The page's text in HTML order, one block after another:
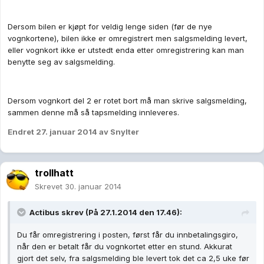
Dersom bilen er kjøpt for veldig lenge siden (før de nye
vognkortene), bilen ikke er omregistrert men salgsmelding levert,
eller vognkort ikke er utstedt enda etter omregistrering kan man
benytte seg av salgsmelding.
Dersom vognkort del 2 er rotet bort må man skrive salgsmelding,
sammen denne må så tapsmelding innleveres.
Endret 27. januar 2014 av Snylter
trollhatt
Skrevet 30. januar 2014
Actibus skrev (På 27.1.2014 den 17.46):
Du får omregistrering i posten, først får du innbetalingsgiro,
når den er betalt får du vognkortet etter en stund. Akkurat
gjort det selv, fra salgsmelding ble levert tok det ca 2,5 uke før